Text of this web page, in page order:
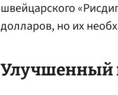
швейцарского
долларов, но их
Улучшенный